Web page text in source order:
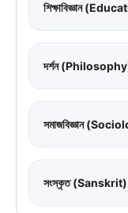
শিক্ষাবিজ্ঞান
দর্শন
সমাজবিজ্ঞান
সংস্কৃত (Sanskrit)